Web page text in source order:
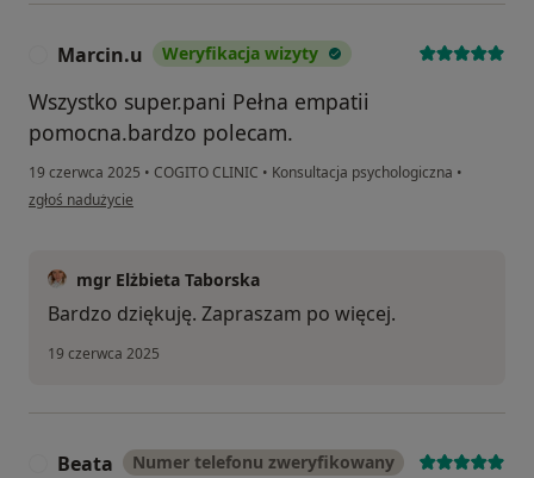
Marcin.u Weryfikacja wizyty
Wszystko super.pani Pełna empatii
pomocna.bardzo polecam.
19 czerwca 2025 • COGITO CLINIC • Konsultacja psychologiczna •
w opinii użytkownika Marcin.u
zgłoś nadużycie
mgr Elżbieta Taborska
Bardzo dziękuję. Zapraszam po więcej.
19 czerwca 2025
Beata Numer telefonu zweryfikowany